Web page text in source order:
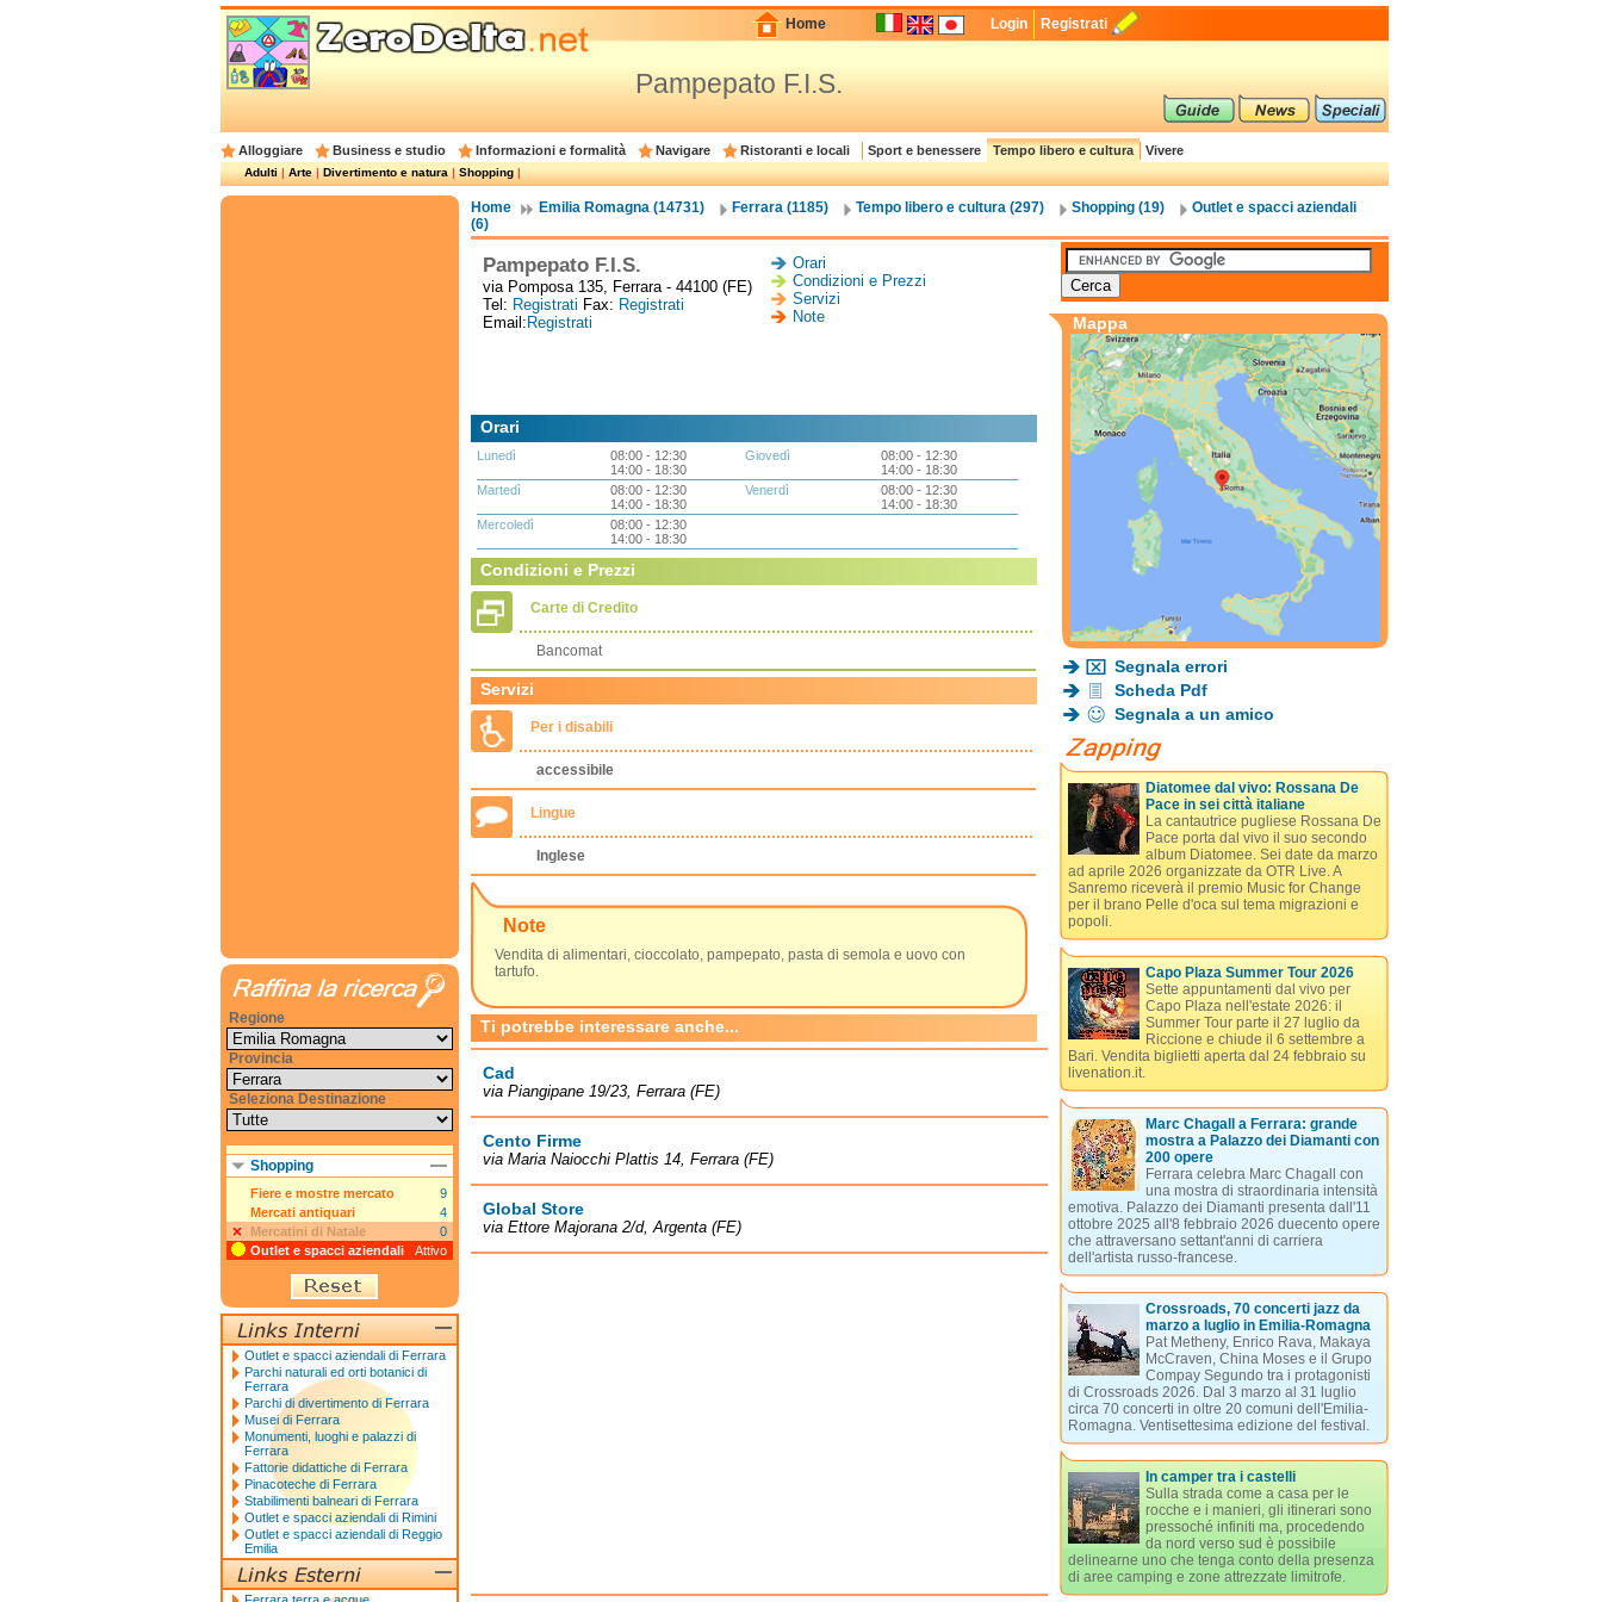
Home Login Registrati
Pampepato F.I.S.
Alloggiare Business e studio Informazioni e formalità Navigare Ristoranti e locali Sport e benessere Tempo libero e cultura Vivere
Adulti|Arte|Divertimento e natura|Shopping|
Home Emilia Romagna (14731) Ferrara (1185) Tempo libero e cultura (297) Shopping (19)
Outlet e spacci aziendali
(6)
Pampepato F.I.S.
Orari
Condizioni e Prezzi
Servizi
Note
via Pomposa 135, Ferrara - 44100 (FE)
Tel: Registrati Fax: Registrati
Email: Registrati
Orari
Lunedì
08:00 - 12:30
14:00 - 18:30
Martedì
08:00 - 12:30
14:00 - 18:30
Mercoledì
08:00 - 12:30
14:00 - 18:30
Giovedì
08:00 - 12:30
14:00 - 18:30
Venerdì
08:00 - 12:30
14:00 - 18:30
Condizioni e Prezzi
Carte di Credito
Bancomat
Servizi
Per i disabili
accessibile
Lingue
Inglese
Note
Vendita di alimentari, cioccolato, pampepato, pasta di semola e uovo con
tartufo.
Ti potrebbe interessare anche...
Cad
via Piangipane 19/23, Ferrara (FE)
Cento Firme
via Maria Naiocchi Plattis 14, Ferrara (FE)
Global Store
via Ettore Majorana 2/d, Argenta (FE)
Mappa
Segnala errori
Scheda Pdf
Segnala a un amico
Diatomee dal vivo: Rossana De
Pace in sei città italiane
La cantautrice pugliese Rossana De
Pace porta dal vivo il suo secondo
album Diatomee. Sei date da marzo
ad aprile 2026 organizzate da OTR Live. A
Sanremo riceverà il premio Music for Change
per il brano Pelle d'oca sul tema migrazioni e
popoli.
Capo Plaza Summer Tour 2026
Sette appuntamenti dal vivo per
Capo Plaza nell'estate 2026: il
Summer Tour parte il 27 luglio da
Riccione e chiude il 6 settembre a
Bari. Vendita biglietti aperta dal 24 febbraio su
livenation.it.
Marc Chagall a Ferrara: grande
mostra a Palazzo dei Diamanti con
200 opere
Ferrara celebra Marc Chagall con
una mostra di straordinaria intensità
emotiva. Palazzo dei Diamanti presenta dall'11
ottobre 2025 all'8 febbraio 2026 duecento opere
che attraversano settant'anni di carriera
dell'artista russo-francese.
Crossroads, 70 concerti jazz da
marzo a luglio in Emilia-Romagna
Pat Metheny, Enrico Rava, Makaya
McCraven, China Moses e il Grupo
Compay Segundo tra i protagonisti
di Crossroads 2026. Dal 3 marzo al 31 luglio
circa 70 concerti in oltre 20 comuni dell'Emilia-
Romagna. Ventisettesima edizione del festival.
In camper tra i castelli
Sulla strada come a casa per le
rocche e i manieri, gli itinerari sono
pressoché infiniti ma, procedendo
da nord verso sud è possibile
delinearne uno che tenga conto della presenza
di aree camping e zone attrezzate limitrofe.
Regione
Provincia
Seleziona Destinazione
Shopping
Fiere e mostre mercato
9
Mercati antiquari
4
Mercatini di Natale
0
Outlet e spacci aziendali
Attivo
Outlet e spacci aziendali di Ferrara
Parchi naturali ed orti botanici di
Ferrara
Parchi di divertimento di Ferrara
Musei di Ferrara
Monumenti, luoghi e palazzi di
Ferrara
Fattorie didattiche di Ferrara
Pinacoteche di Ferrara
Stabilimenti balneari di Ferrara
Outlet e spacci aziendali di Rimini
Outlet e spacci aziendali di Reggio
Emilia